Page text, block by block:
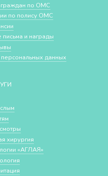
по ОМС
по полису ОМС
и награды
данных
хирургия
«АГЛАЯ»